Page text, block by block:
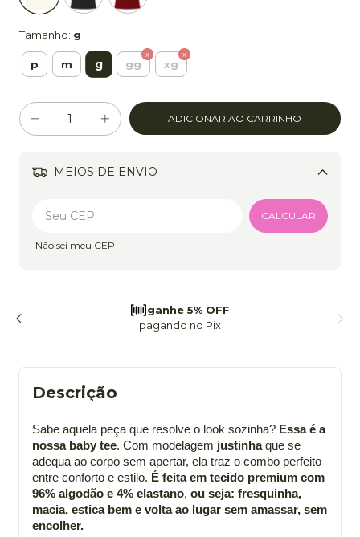
Tamanho: g
p m g gg xg
MEIOS DE ENVIO
Alterar CEP
CALCULAR
Não sei meu CEP
frete grátis
a partir de 299
Descrição
Sabe aquela peça que resolve o look sozinha? Essa é a
nossa baby tee. Com modelagem justinhaque se
adequa ao corpo sem apertar, ela traz o combo perfeito
entre conforto e estilo. É feita em tecido premium com
96% algodão e 4% elastano, ou seja: fresquinha,
macia, estica bem e volta ao lugar sem amassar, sem
encolher.